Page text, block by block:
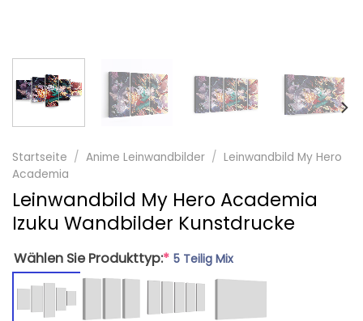
Startseite / Anime Leinwandbilder / Leinwandbild My Hero
Academia
Leinwandbild My Hero Academia
Izuku Wandbilder Kunstdrucke
Wählen Sie Produkttyp:* 5 Teilig Mix